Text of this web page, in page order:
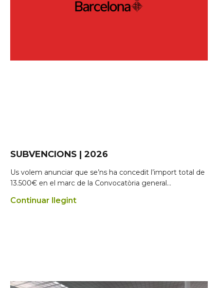
SUBVENCIONS | 2026
Us volem anunciar que se’ns ha concedit l’import total de
13.500€ en el marc de la Convocatòria general…
Continuar llegint